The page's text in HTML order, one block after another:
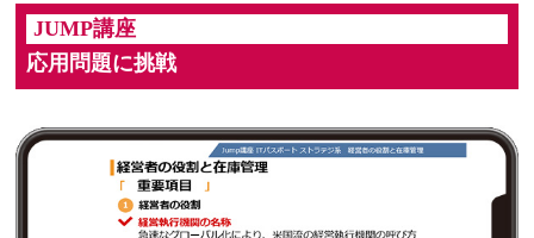
JUMP講座
応用問題に挑戦